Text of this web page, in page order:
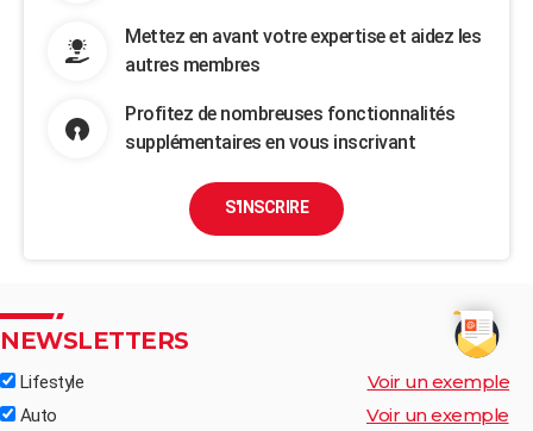
Mettez en avant votre expertise et aidez les
autres membres
Profitez de nombreuses fonctionnalités
supplémentaires en vous inscrivant
S'INSCRIRE
NEWSLETTERS
Lifestyle Voir un exemple
Auto Voir un exemple